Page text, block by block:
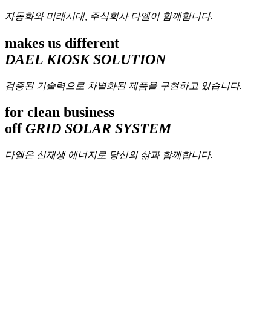
자동화와 미래시대, 주식회사 다엘이 함께합니다.
makes us different
DAEL KIOSK SOLUTION
검증된 기술력으로 차별화된 제품을 구현하고 있습니다.
for clean business
offGRID SOLAR SYSTEM
다엘은 신재생 에너지로 당신의 삶과 함께합니다.